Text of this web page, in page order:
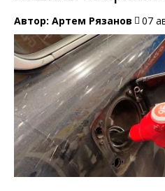
Автор: Артем Рязанов 07